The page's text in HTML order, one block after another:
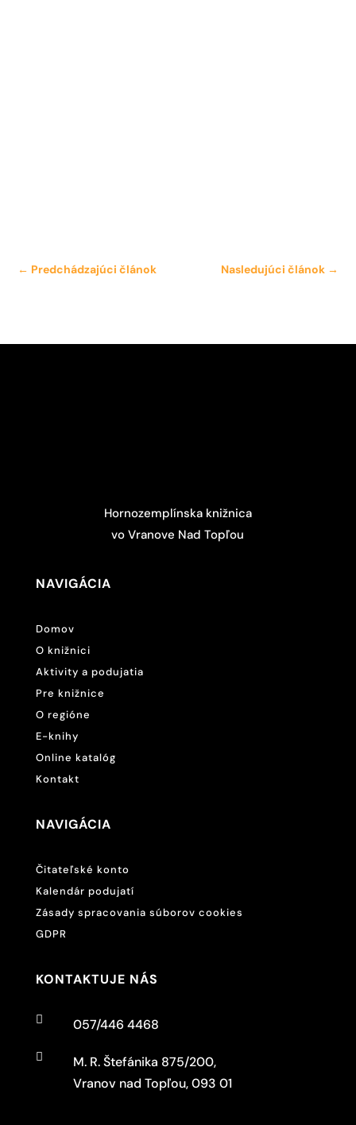
← Predchádzajúci článok Nasledujúci článok→
Hornozemplínska knižnica
vo Vranove Nad Topľou
NAVIGÁCIA
Domov
O knižnici
Aktivity a podujatia
Pre knižnice
O regióne
E-knihy
Online katalóg
Kontakt
NAVIGÁCIA
Čitateľské konto
Kalendár podujatí
Zásady spracovania súborov cookies
GDPR
KONTAKTUJE NÁS
 057/446 4468

M. R. Štefánika 875/200,
Vranov nad Topľou, 093 01